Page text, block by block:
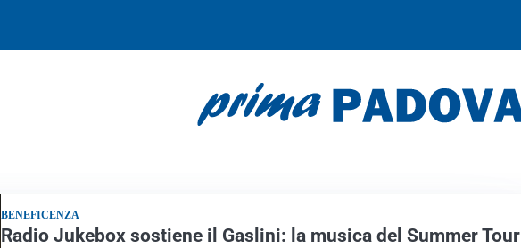
BENEFICENZA
Radio Jukebox sostiene il Gaslini: la musica del Summer Tour